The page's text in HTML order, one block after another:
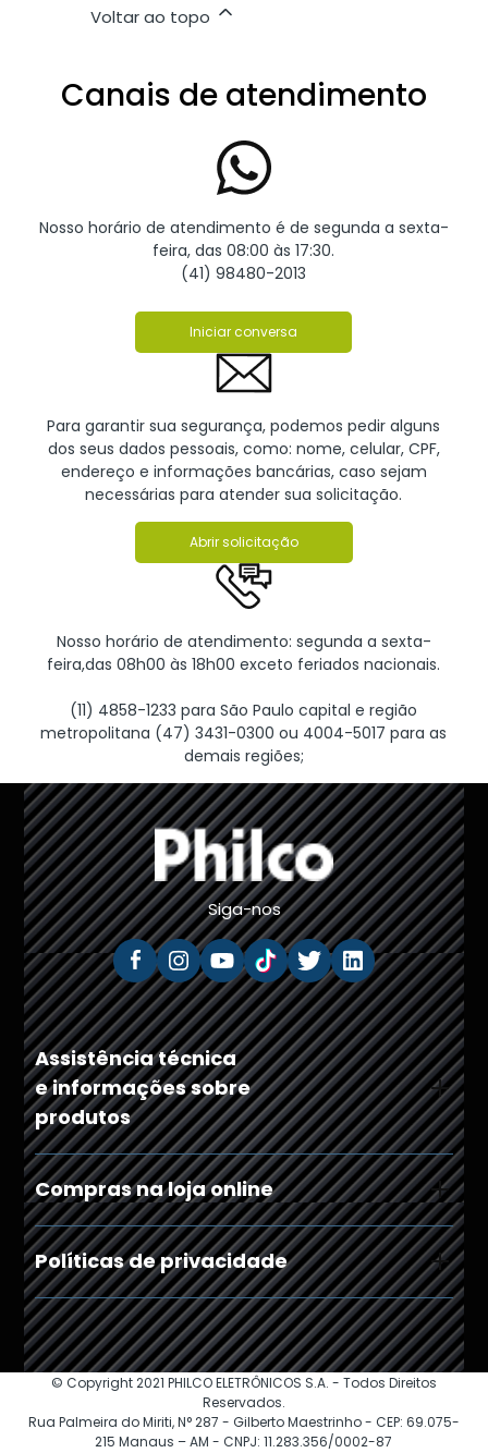
Voltar ao topo
Canais de atendimento
Nosso horário de atendimento é de segunda a sexta-
feira, das 08:00 às 17:30.
(41) 98480-2013
Iniciar conversa
Para garantir sua segurança, podemos pedir alguns
dos seus dados pessoais, como: nome, celular, CPF,
endereço e informações bancárias, caso sejam
necessárias para atender sua solicitação.
Abrir solicitação
Nosso horário de atendimento: segunda a sexta-
feira,das 08h00 às 18h00 exceto feriados nacionais.
(11) 4858-1233 para São Paulo capital e região
metropolitana (47) 3431-0300 ou 4004-5017 para as
demais regiões;
Siga-nos
Assistência técnica
e informações sobre
produtos
Compras na loja online
Políticas de privacidade
© Copyright 2021 PHILCO ELETRÔNICOS S.A. - Todos Direitos
Reservados.
Rua Palmeira do Miriti, N° 287 - Gilberto Maestrinho - CEP: 69.075-
215 Manaus – AM - CNPJ: 11.283.356/0002-87